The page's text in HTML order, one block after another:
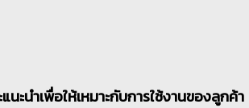
ะนำเพื่อให้เหมาะกับการใช้งานของลูกค้า